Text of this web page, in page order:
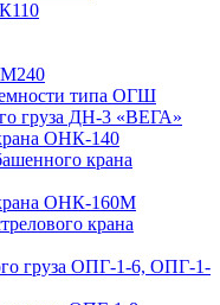
типа ОГШ
груза ДН-3 «ВЕГА»
ОНК-140
крана
ОНК-160М
крана
груза ОПГ-1-6, ОПГ-1-